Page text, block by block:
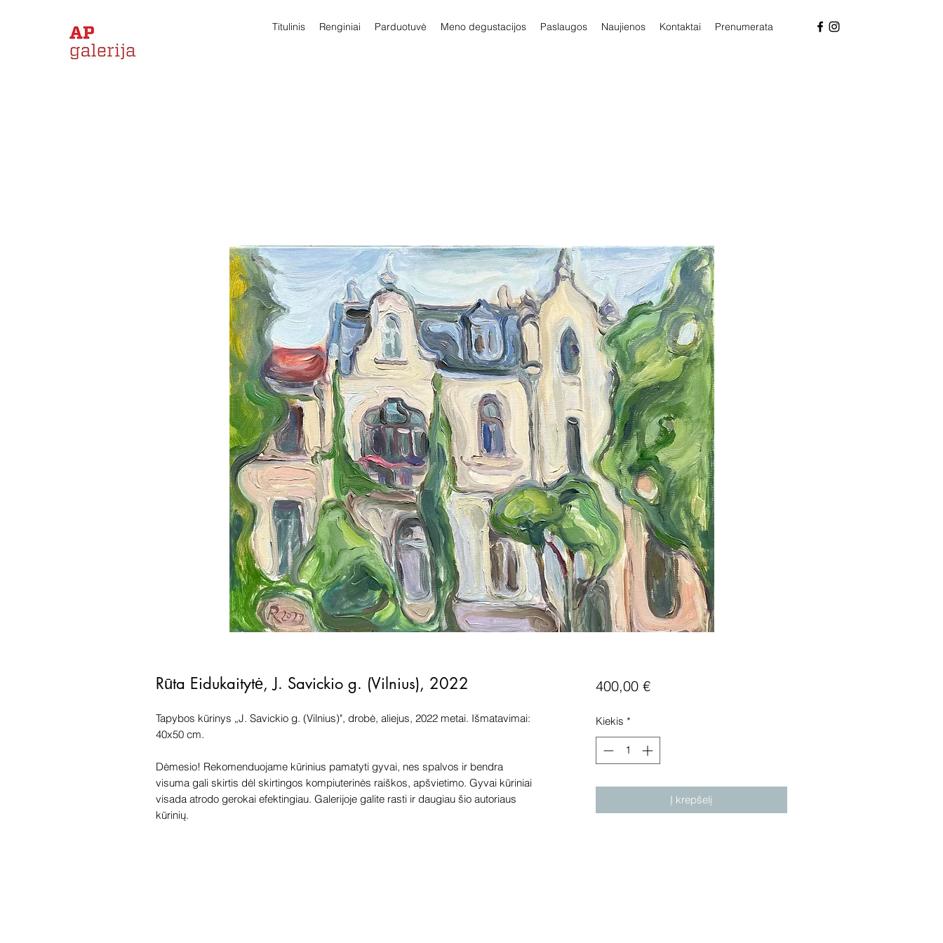
Titulinis Renginiai Parduotuvė Meno degustacijos Paslaugos Naujienos Kontaktai Prenumerata
Rūta Eidukaitytė, J. Savickio g. (Vilnius), 2022
Tapybos kūrinys „J. Savickio g. (Vilnius)", drobė, aliejus, 2022 metai. Išmatavimai:
40x50 cm.
Dėmesio! Rekomenduojame kūrinius pamatyti gyvai, nes spalvos ir bendra
visuma gali skirtis dėl skirtingos kompiuterinės raiškos, apšvietimo. Gyvai kūriniai
visada atrodo gerokai efektingiau. Galerijoje galite rasti ir daugiau šio autoriaus
kūrinių.
400,00 €Price
Kiekis *
Į krepšelį